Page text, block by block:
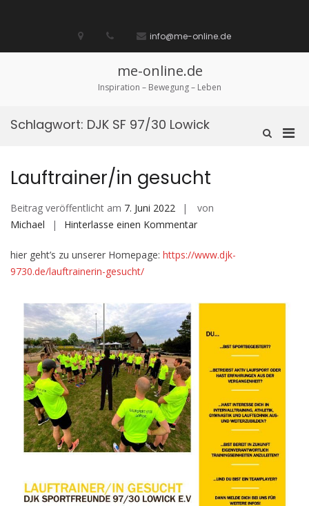
biete
/
Ich
suche
diese
Seite
info@me-online.de
me-online.de
Inspiration – Bewegung – Leben
Such-
Schlagwort: DJK SF 97/30 Lowick
Lauftrainer/in gesucht
Beitrag veröffentlicht am 7. Juni 2022
von
Michael
Hinterlasse einen Kommentarauf
gesucht
hier geht’s zu unserer Homepage: https://www.djk-
9730.de/lauftrainerin-gesucht/